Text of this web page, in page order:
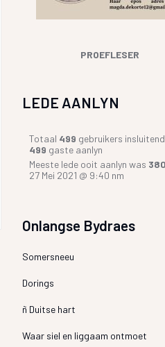
PROEFLESER
LEDE AANLYN
Totaal 499 gebruikers insluitend
499 gaste aanlyn
Meeste lede ooit aanlyn was
27 Mei 2021 @ 9:40 nm
Onlangse Bydraes
Somersneeu
Dorings
ñ Duitse hart
Waar siel en liggaam ontmoet